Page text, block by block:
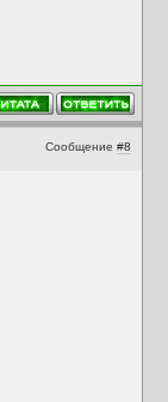
Сообщение #8